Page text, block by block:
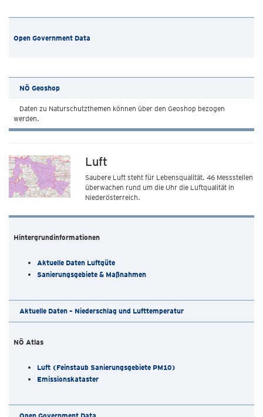
Open Government Data
NÖ Geoshop
Daten zu Naturschutzthemen können über den Geoshop bezogen
werden.
Luft
Saubere Luft steht für Lebensqualität. 46 Messstellen
überwachen rund um die Uhr die Luftqualität in
Niederösterreich.
Hintergrundinformationen
Aktuelle Daten Luftgüte
Sanierungsgebiete & Maßnahmen
Aktuelle Daten – Niederschlag und Lufttemperatur
NÖ Atlas
Luft (Feinstaub Sanierungsgebiete PM10)
Emissionskataster